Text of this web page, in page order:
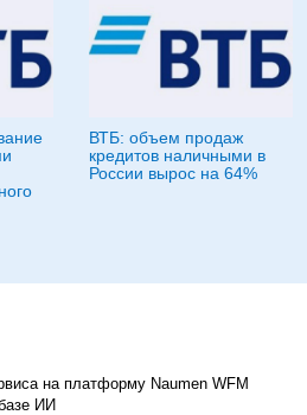
ВТБ: объем продаж
кредитов наличными в
России вырос на 64%
на платформу Naumen WFM
ИИ